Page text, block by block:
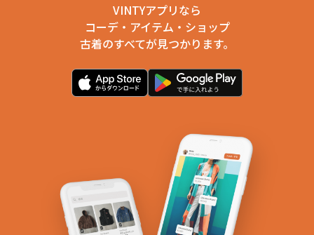
VINTYアプリなら
コーデ・アイテム・ショップ
古着のすべてが見つかります。